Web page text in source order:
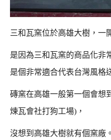
三和瓦窯位於高雄大樹，一
是因為三和瓦窯的商品化非
是個非常適合代表台灣風格
磚窯在高雄一般第一個會想
煉瓦會社打狗工場)，
沒想到高雄大樹就有個窯廠。